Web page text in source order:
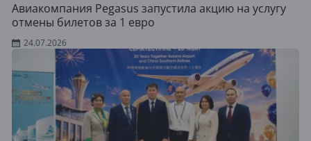
Авиакомпания Pegasus запустила акцию на услугу
отмены билетов за 1 евро
24.07.2026